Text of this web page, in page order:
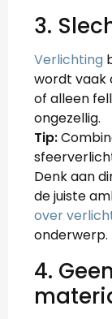
3.
Verlichting
wordt vaak
of alleen
ongezellig.
Tip:
Denk aan
de juiste
over
onderwerp.
4.